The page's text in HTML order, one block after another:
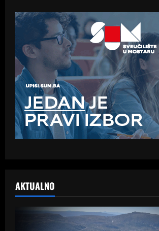
AKTUALNO